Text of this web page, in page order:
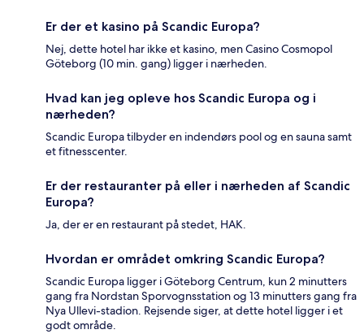
Er der et kasino på Scandic Europa?
Nej, dette hotel har ikke et kasino, men Casino Cosmopol
Göteborg (10 min. gang) ligger i nærheden.
Hvad kan jeg opleve hos Scandic Europa og i
nærheden?
Scandic Europa tilbyder en indendørs pool og en sauna samt
et fitnesscenter.
Er der restauranter på eller i nærheden af Scandic
Europa?
Ja, der er en restaurant på stedet, HAK.
Hvordan er området omkring Scandic Europa?
Scandic Europa ligger i Göteborg Centrum, kun 2 minutters
gang fra Nordstan Sporvognsstation og 13 minutters gang fra
Nya Ullevi-stadion. Rejsende siger, at dette hotel ligger i et
godt område.